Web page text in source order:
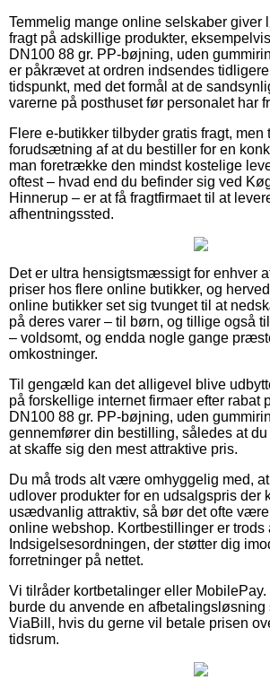
Temmelig mange online selskaber giver
fragt på adskillige produkter,
DN100 88 gr. PP-bøjning, uden
er påkrævet at ordren indsendes
tidspunkt, med det formål at de
varerne på posthuset før personalet har
Flere e-butikker tilbyder gratis fragt, men
forudsætning af at du bestiller for en
man foretrække den mindst kostelige
oftest – hvad end du befinder sig ved
Hinnerup – er at få fragtfirmaet til at
afhentningssted.
Det er ultra hensigtsmæssigt for enhver
priser hos flere online butikker, og
online butikker set sig tvunget til at
på deres varer – til børn, og tillige også
– voldsomt, og endda nogle gange
omkostninger.
Til gengæld kan det alligevel blive
på forskellige internet firmaer efter rabat
DN100 88 gr. PP-bøjning, uden
gennemfører din bestilling, således at du
at skaffe sig den mest attraktive pris.
Du må trods alt være omhyggelig med,
udlover produkter for en udsalgspris der
usædvanlig attraktiv, så bør det ofte
online webshop. Kortbestillinger er trods
Indsigelsesordningen, der støtter dig
forretninger på nettet.
Vi tilråder kortbetalinger eller
burde du anvende en
ViaBill, hvis du gerne vil betale prisen
tidsrum.